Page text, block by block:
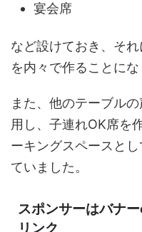
宴会席
など設けておき、そ
を内々で作ることにな
また、他のテーブル
用し、子連れOK席を
ーキングスペースと
ていました。
スポンサーはバナ
リンク